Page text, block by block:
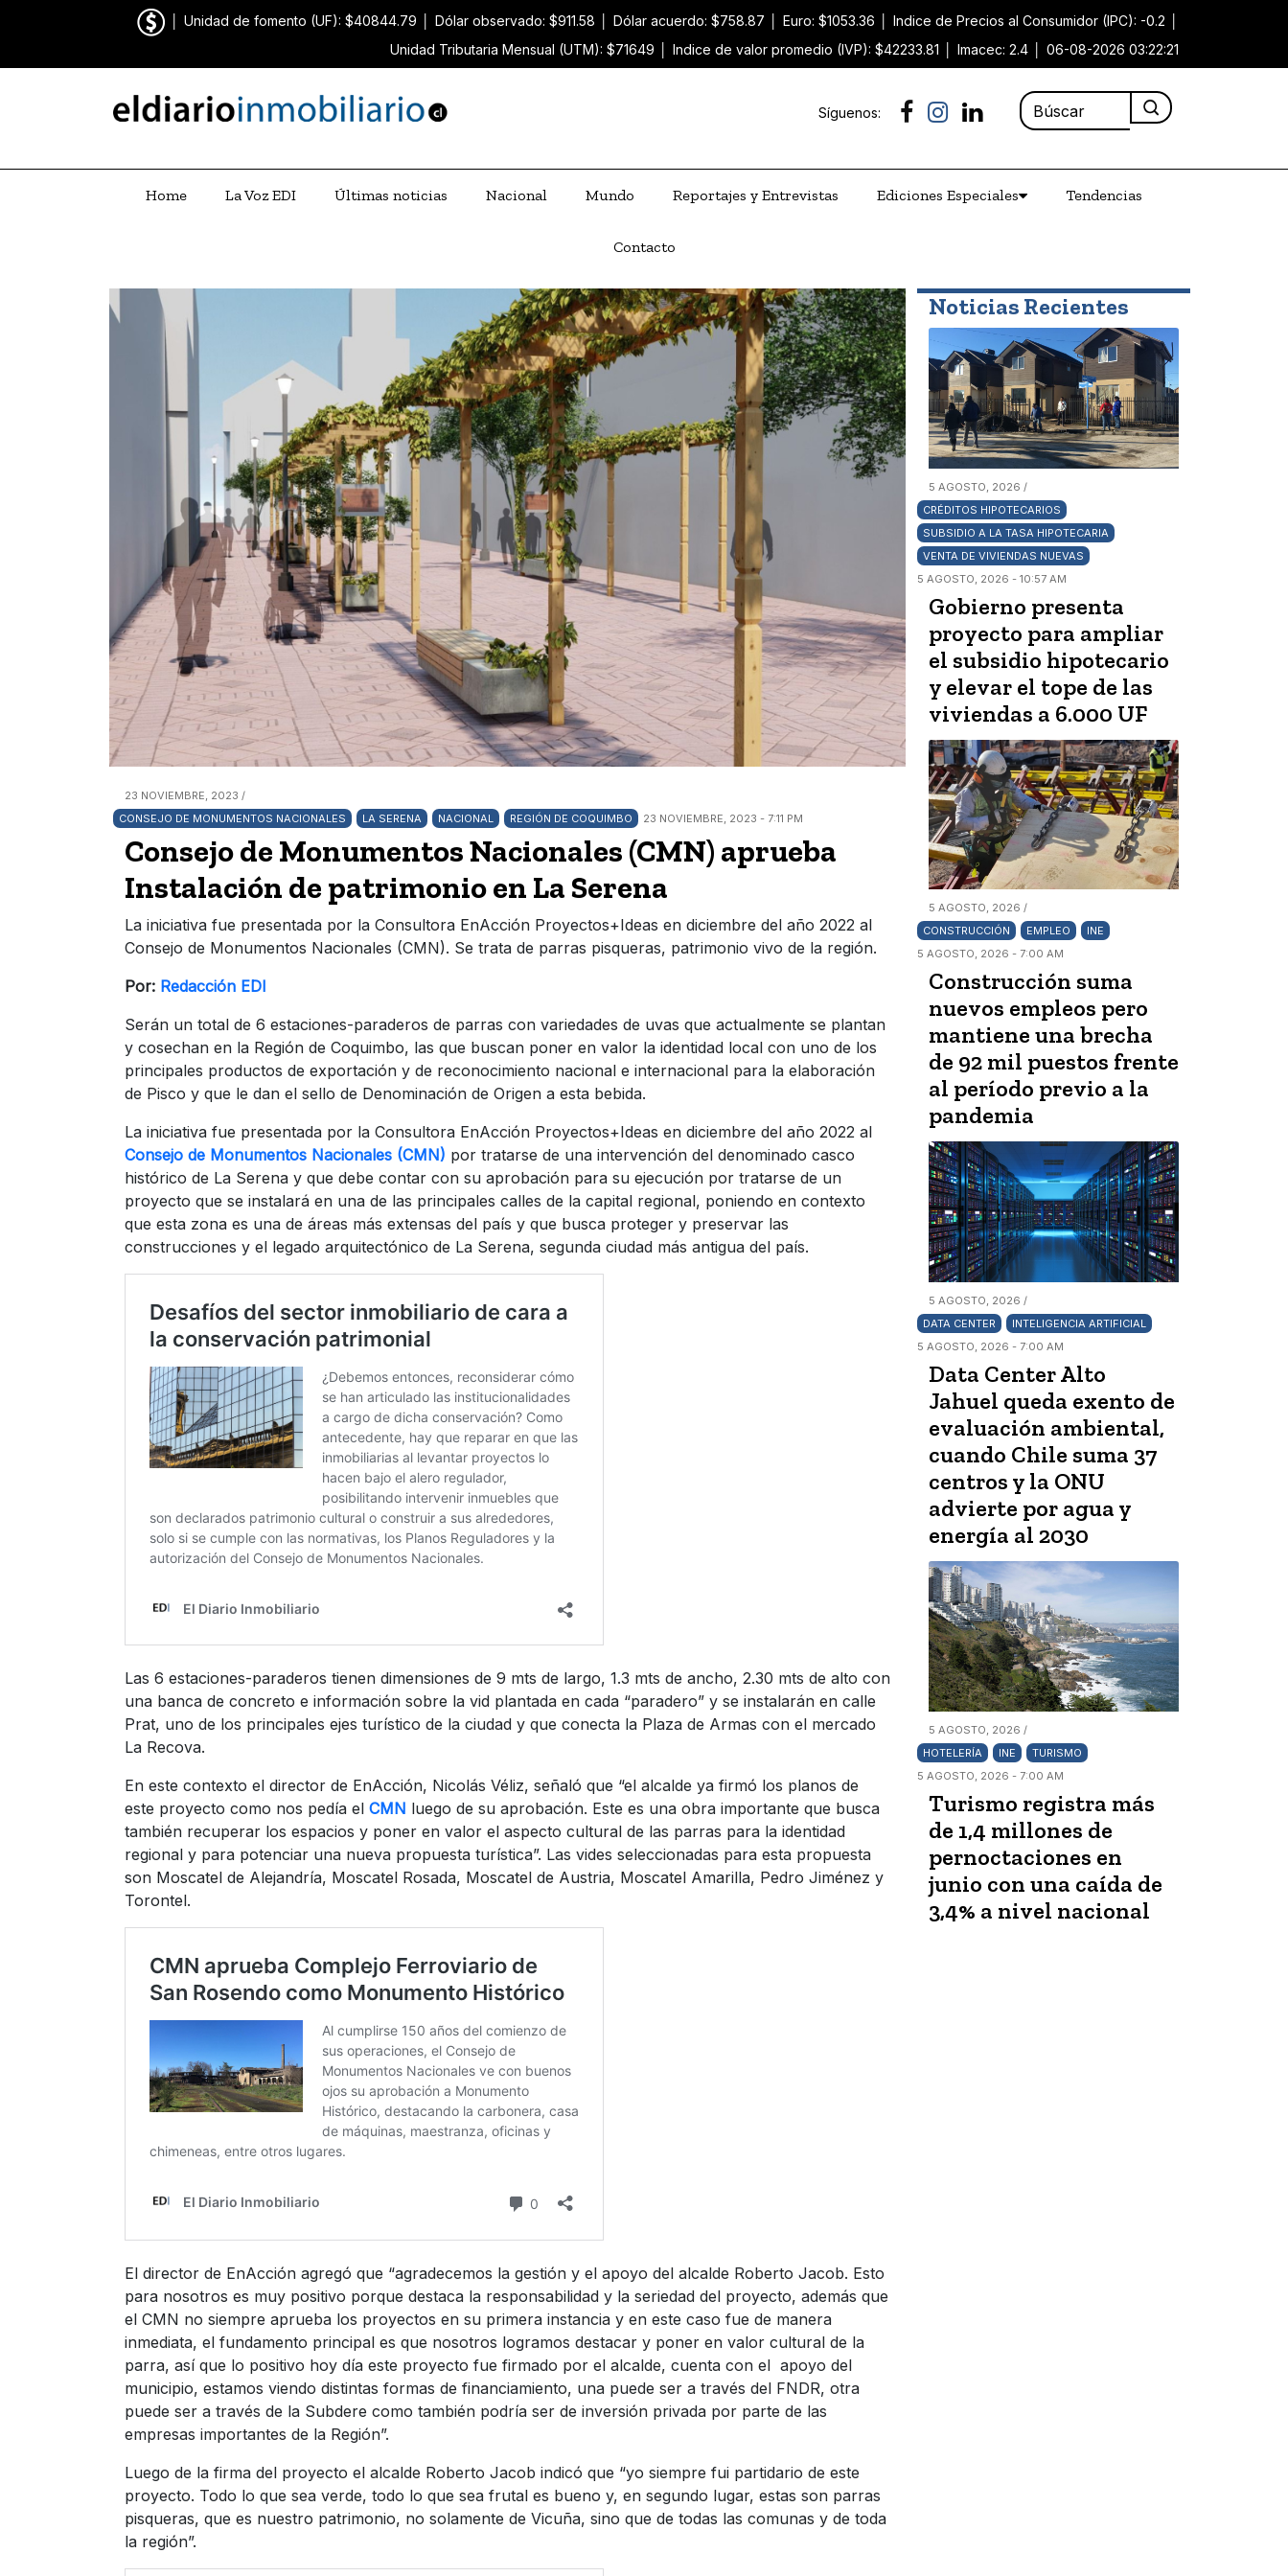
Unidad de fomento (UF): $40844.79 Dólar observado: $911.58 Dólar acuerdo: $758.87 Euro: $1053.36 Indice de Precios al Consumidor (IPC): -0.2
Unidad Tributaria Mensual (UTM): $71649
Indice de valor promedio (IVP): $42233.81 Imacec: 2.4 06-08-2026 03:22:21
Síguenos:
Home La Voz EDI Últimas noticias Nacional Mundo Reportajes y Entrevistas Ediciones Especiales Tendencias
Contacto
23 NOVIEMBRE, 2023 /
CONSEJO DE MONUMENTOS NACIONALES
LA SERENA NACIONAL REGIÓN DE COQUIMBO 23 NOVIEMBRE, 2023 - 7:11 PM
Consejo de Monumentos Nacionales (CMN) aprueba
Instalación de patrimonio en La Serena
La iniciativa fue presentada por la Consultora EnAcción Proyectos+Ideas en diciembre del año 2022 al
Consejo de Monumentos Nacionales (CMN). Se trata de parras pisqueras, patrimonio vivo de la región.
Por: Redacción EDI
Serán un total de 6 estaciones-paraderos de parras con variedades de uvas que actualmente se plantan
y cosechan en la Región de Coquimbo, las que buscan poner en valor la identidad local con uno de los
principales productos de exportación y de reconocimiento nacional e internacional para la elaboración
de Pisco y que le dan el sello de Denominación de Origen a esta bebida.
La iniciativa fue presentada por la Consultora EnAcción Proyectos+Ideas en diciembre del año 2022 al
Consejo de Monumentos Nacionales (CMN) por tratarse de una intervención del denominado casco
histórico de La Serena y que debe contar con su aprobación para su ejecución por tratarse de un
proyecto que se instalará en una de las principales calles de la capital regional, poniendo en contexto
que esta zona es una de áreas más extensas del país y que busca proteger y preservar las
construcciones y el legado arquitectónico de La Serena, segunda ciudad más antigua del país.
Las 6 estaciones-paraderos tienen dimensiones de 9 mts de largo, 1.3 mts de ancho, 2.30 mts de alto con
una banca de concreto e información sobre la vid plantada en cada “paradero” y se instalarán en calle
Prat, uno de los principales ejes turístico de la ciudad y que conecta la Plaza de Armas con el mercado
La Recova.
En este contexto el director de EnAcción, Nicolás Véliz, señaló que “el alcalde ya firmó los planos de
este proyecto como nos pedía el CMN luego de su aprobación. Este es una obra importante que busca
también recuperar los espacios y poner en valor el aspecto cultural de las parras para la identidad
regional y para potenciar una nueva propuesta turística”. Las vides seleccionadas para esta propuesta
son Moscatel de Alejandría, Moscatel Rosada, Moscatel de Austria, Moscatel Amarilla, Pedro Jiménez y
Torontel.
El director de EnAcción agregó que “agradecemos la gestión y el apoyo del alcalde Roberto Jacob. Esto
para nosotros es muy positivo porque destaca la responsabilidad y la seriedad del proyecto, además que
el CMN no siempre aprueba los proyectos en su primera instancia y en este caso fue de manera
inmediata, el fundamento principal es que nosotros logramos destacar y poner en valor cultural de la
parra, así que lo positivo hoy día este proyecto fue firmado por el alcalde, cuenta con el apoyo del
municipio, estamos viendo distintas formas de financiamiento, una puede ser a través del FNDR, otra
puede ser a través de la Subdere como también podría ser de inversión privada por parte de las
empresas importantes de la Región”.
Luego de la firma del proyecto el alcalde Roberto Jacob indicó que “yo siempre fui partidario de este
proyecto. Todo lo que sea verde, todo lo que sea frutal es bueno y, en segundo lugar, estas son parras
pisqueras, que es nuestro patrimonio, no solamente de Vicuña, sino que de todas las comunas y de toda
la región”.
Noticias Recientes
5 AGOSTO, 2026 /
CRÉDITOS HIPOTECARIOS
SUBSIDIO A LA TASA HIPOTECARIA
VENTA DE VIVIENDAS NUEVAS
5 AGOSTO, 2026 - 10:57 AM
Gobierno presenta
proyecto para ampliar
el subsidio hipotecario
y elevar el tope de las
viviendas a 6.000 UF
5 AGOSTO, 2026 /
CONSTRUCCIÓN
EMPLEO
INE
5 AGOSTO, 2026 - 7:00 AM
Construcción suma
nuevos empleos pero
mantiene una brecha
de 92 mil puestos frente
al período previo a la
pandemia
5 AGOSTO, 2026 /
DATA CENTER
INTELIGENCIA ARTIFICIAL
5 AGOSTO, 2026 - 7:00 AM
Data Center Alto
Jahuel queda exento de
evaluación ambiental,
cuando Chile suma 37
centros y la ONU
advierte por agua y
energía al 2030
5 AGOSTO, 2026 /
HOTELERÍA
INE
TURISMO
5 AGOSTO, 2026 - 7:00 AM
Turismo registra más
de 1,4 millones de
pernoctaciones en
junio con una caída de
3,4% a nivel nacional